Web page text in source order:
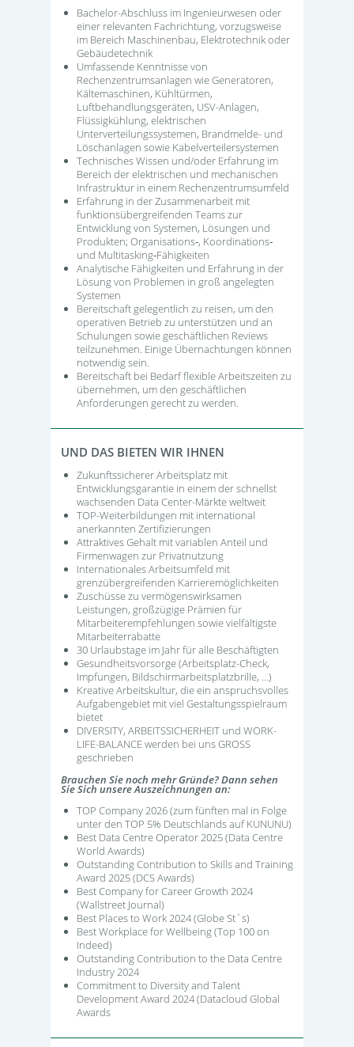
Bachelor-Abschluss im Ingenieurwesen oder
einer relevanten Fachrichtung, vorzugsweise
im Bereich Maschinenbau, Elektrotechnik oder
Gebäudetechnik
Umfassende Kenntnisse von
Rechenzentrumsanlagen wie Generatoren,
Kältemaschinen, Kühltürmen,
Luftbehandlungsgeräten, USV-Anlagen,
Flüssigkühlung, elektrischen
Unterverteilungssystemen, Brandmelde- und
Löschanlagen sowie Kabelverteilersystemen
Technisches Wissen und/oder Erfahrung im
Bereich der elektrischen und mechanischen
Infrastruktur in einem Rechenzentrumsumfeld
Erfahrung in der Zusammenarbeit mit
funktionsübergreifenden Teams zur
Entwicklung von Systemen, Lösungen und
Produkten; Organisations‑, Koordinations‑
und Multitasking‑Fähigkeiten
Analytische Fähigkeiten und Erfahrung in der
Lösung von Problemen in groß angelegten
Systemen
Bereitschaft gelegentlich zu reisen, um den
operativen Betrieb zu unterstützen und an
Schulungen sowie geschäftlichen Reviews
teilzunehmen. Einige Übernachtungen können
notwendig sein.
Bereitschaft bei Bedarf flexible Arbeitszeiten zu
übernehmen, um den geschäftlichen
Anforderungen gerecht zu werden.
UND DAS BIETEN WIR IHNEN
Zukunftssicherer Arbeitsplatz mit
Entwicklungsgarantie in einem der schnellst
wachsenden Data Center-Märkte weltweit
TOP-Weiterbildungen mit international
anerkannten Zertifizierungen
Attraktives Gehalt mit variablen Anteil und
Firmenwagen zur Privatnutzung
Internationales Arbeitsumfeld mit
grenzübergreifenden Karrieremöglichkeiten
Zuschüsse zu vermögenswirksamen
Leistungen, großzügige Prämien für
Mitarbeiterempfehlungen sowie vielfältigste
Mitarbeiterrabatte
30 Urlaubstage im Jahr für alle Beschäftigten
Gesundheitsvorsorge (Arbeitsplatz-Check,
Impfungen, Bildschirmarbeitsplatzbrille, …)
Kreative Arbeitskultur, die ein anspruchsvolles
Aufgabengebiet mit viel Gestaltungsspielraum
bietet
DIVERSITY, ARBEITSSICHERHEIT und WORK-
LIFE-BALANCE werden bei uns GROSS
geschrieben
Brauchen Sie noch mehr Gründe? Dann sehen
Sie Sich unsere Auszeichnungen an:
TOP Company 2026 (zum fünften mal in Folge
unter den TOP 5% Deutschlands auf KUNUNU)
Best Data Centre Operator 2025 (Data Centre
World Awards)
Outstanding Contribution to Skills and Training
Award 2025 (DCS Awards)
Best Company for Career Growth 2024
(Wallstreet Journal)
Best Places to Work 2024 (Globe St´s)
Best Workplace for Wellbeing (Top 100 on
Indeed)
Outstanding Contribution to the Data Centre
Industry 2024
Commitment to Diversity and Talent
Development Award 2024 (Datacloud Global
Awards